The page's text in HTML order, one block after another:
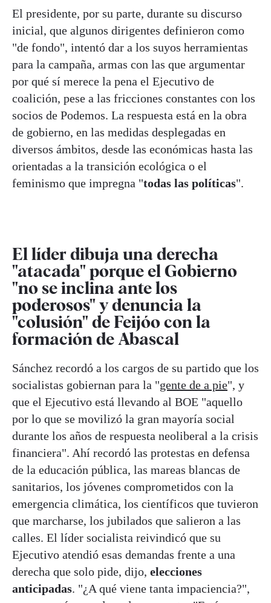
El presidente, por su parte, durante su discurso
inicial, que algunos dirigentes definieron como
"de fondo", intentó dar a los suyos herramientas
para la campaña, armas con las que argumentar
por qué sí merece la pena el Ejecutivo de
coalición, pese a las fricciones constantes con los
socios de Podemos. La respuesta está en la obra
de gobierno, en las medidas desplegadas en
diversos ámbitos, desde las económicas hasta las
orientadas a la transición ecológica o el
feminismo que impregna "todas las políticas".
El líder dibuja una derecha
"atacada" porque el Gobierno
"no se inclina ante los
poderosos" y denuncia la
"colusión" de Feijóo con la
formación de Abascal
Sánchez recordó a los cargos de su partido que los
socialistas gobiernan para la "gente de a pie", y
que el Ejecutivo está llevando al BOE "aquello
por lo que se movilizó la gran mayoría social
durante los años de respuesta neoliberal a la crisis
financiera". Ahí recordó las protestas en defensa
de la educación pública, las mareas blancas de
sanitarios, los jóvenes comprometidos con la
emergencia climática, los científicos que tuvieron
que marcharse, los jubilados que salieron a las
calles. El líder socialista reivindicó que su
Ejecutivo atendió esas demandas frente a una
derecha que solo pide, dijo, elecciones
anticipadas. "¿A qué viene tanta impaciencia?",